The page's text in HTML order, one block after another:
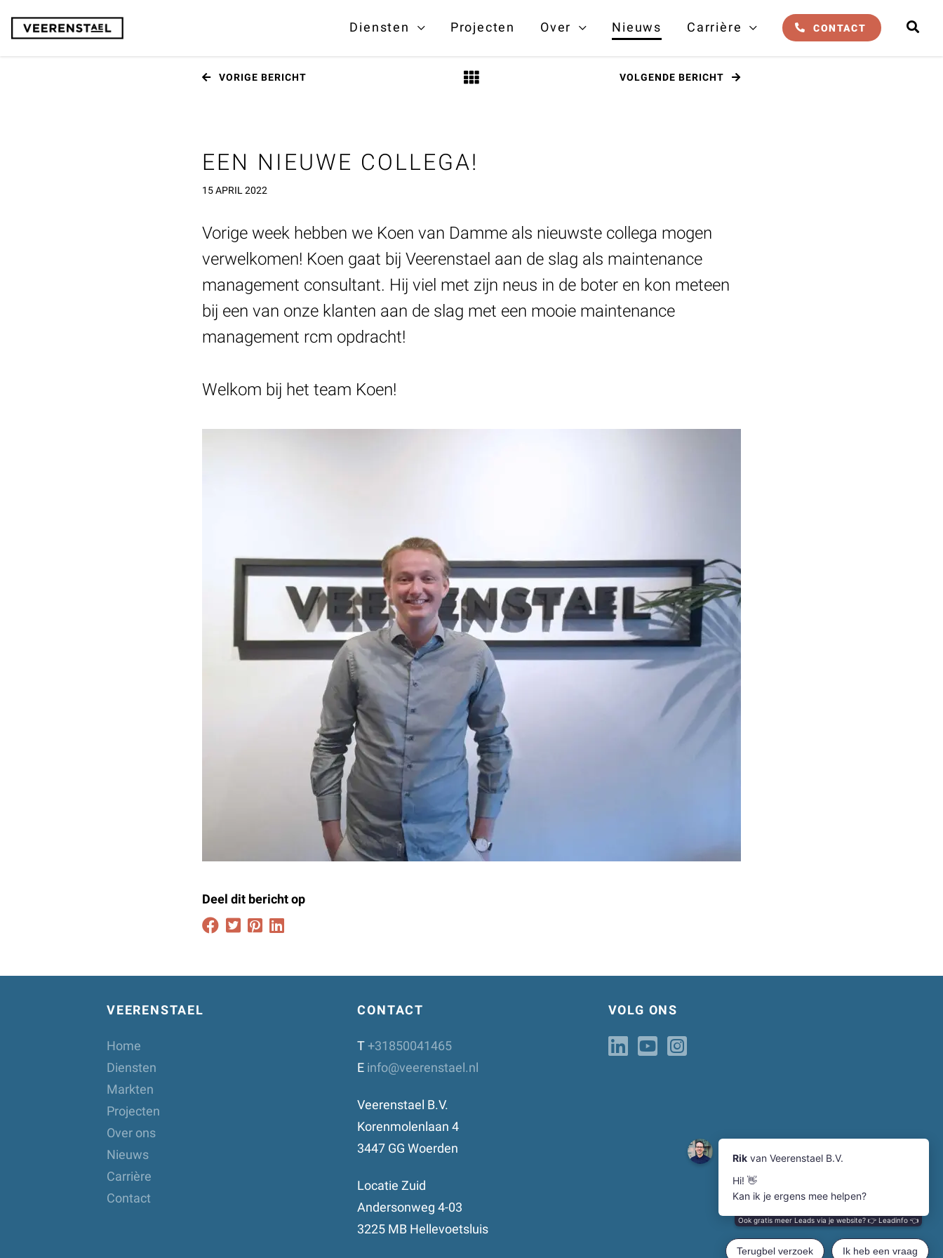
Diensten Projecten Over Nieuws Carrière CONTACT
VORIGE BERICHT VOLGENDE BERICHT
EEN NIEUWE COLLEGA!
15 APRIL 2022
Vorige week hebben we Koen van Damme als nieuwste collega mogen
verwelkomen! Koen gaat bij Veerenstael aan de slag als maintenance
management consultant. Hij viel met zijn neus in de boter en kon meteen
bij een van onze klanten aan de slag met een mooie maintenance
management rcm opdracht!
Welkom bij het team Koen!
Deel dit bericht op
VEERENSTAEL
Home
Diensten
Markten
Projecten
Over ons
Nieuws
Carrière
Contact
CONTACT
T+31850041465
E info@veerenstael.nl
Veerenstael B.V.
Korenmolenlaan 4
3447 GG Woerden
Locatie Zuid
Andersonweg 4-03
3225 MB Hellevoetsluis
VOLG ONS